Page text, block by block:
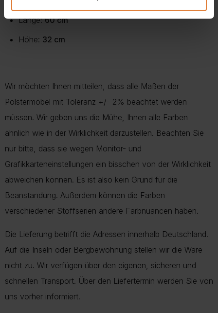
Länge:60 cm
Höhe: 32 cm
Wir möchten Ihnen mitteilen, dass alle Maßen der
Polstermöbel mit Toleranz +/- 2% beachtet werden
müssen. Wir geben uns die Mühe, Ihnen alle Farben
ähnlich wie in der Wirklichkeit darzustellen. Beachten Sie
nur bitte, dass sie wegen Monitor- und
Grafikkarteneinstellungen ein bisschen von der Wirklichkeit
abweichen können. Es ist also kein Grund für die
Beanstandung. Außerdem können die Farben
verschiedener Stoffserien andere Farbnuancen haben.
Die Lieferung betrifft die Adressen innerhalb Deutschland.
Auf die Inseln oder Bergbewohnung stellen wir die Ware
nicht zu. Wir verfügen über den eigenen, sicheren und
schnellen Transport. Über den Liefertermin werden Sie von
uns vorher informiert.